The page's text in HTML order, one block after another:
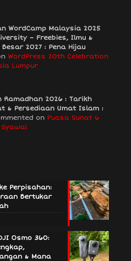
WordCamp Malaysia 2025
– Freebies, Ilmu &
Besar 2027 : Pena Hijau
WordPress 20th Celebration
Lumpur
Ramadhan 2026 : Tarikh
& Persediaan Umat Islam :
on Puasa Sunat 6
Syawal
Perpisahan:
Bertukar
Osmo 360:
& Mana